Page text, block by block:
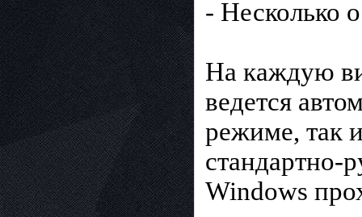
- Несколько
На каждую
ведется
режиме, так
стандартно-
Windows